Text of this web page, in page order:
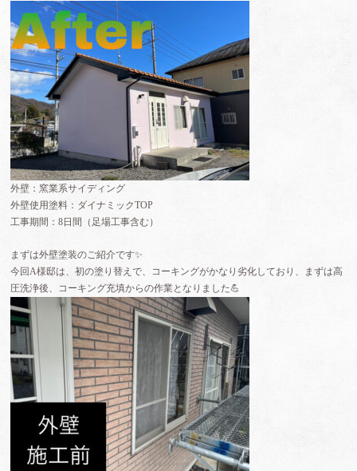
外壁：窯業系サイディング
外壁使用塗料：ダイナミックTOP
工事期間：8日間（足場工事含む）
まずは外壁塗装のご紹介です✨
今回A様邸は、初の塗り替えで、コーキングがかなり劣化しており、まずは高
圧洗浄後、コーキング充填からの作業となりました💪